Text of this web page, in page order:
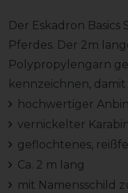
Der Eskadron
Pferdes. Der 2m
Polypropylengarn
kennzeichnen,
hochwertiger
vernickelter
geflochtenes,
Ca. 2 m lang
mit Namensschild